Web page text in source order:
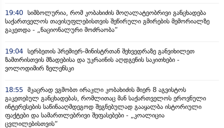
19:40 სიმბოლურია, რომ კობახიძის მოღალატეობრივი განცხადება
საქართველოს თავისუფლებისთვის შეწირული გმირების მემორიალზე
გაკეთდა - „ნაციონალური მოძრაობა“
19:04 სერბეთის პრემიერ-მინისტრთან შეხვედრაზე განვიხილეთ
ზამთრისთვის მზადებისა და უკრაინის აღდგენის საკითხები -
ვოლოდიმირ ზელენსკი
18:55 მკაცრად ვგმობთ ირაკლი კობახიძის მიერ 8 აგვისტოს
გაკეთებულ განცხადებას, რომლითაც მან საქართველოს ეროვნული
ინტერესების საწინააღმდეგოდ შეგნებულად გააყალბა ისტორიული
ფაქტები და სამართლებრივი შეფასებები - „კოალიცია
ცვლილებისთვის“